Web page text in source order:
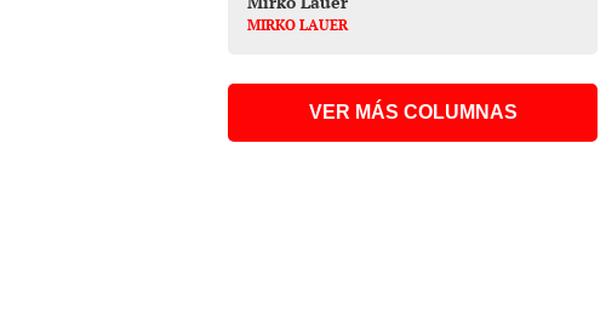
MIRKO LAUER
VER MÁS COLUMNAS